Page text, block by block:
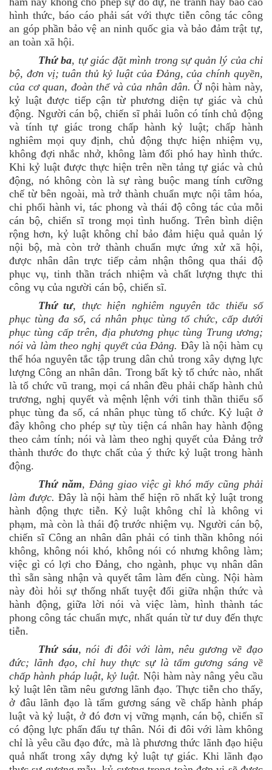
hình thức, báo cáo phải sát với thực tiễn công tác công
an góp phần bảo vệ an ninh quốc gia và bảo đảm trật tự,
an toàn xã hội.
Thứ ba, tự giác đặt mình trong sự quản lý của chi
bộ, đơn vị; tuân thủ kỷ luật của Đảng, của chính quyền,
của cơ quan, đoàn thể và của nhân dân. Ở nội hàm này,
kỷ luật được tiếp cận từ phương diện tự giác và chủ
động. Người cán bộ, chiến sĩ phải luôn có tính chủ động
và tính tự giác trong chấp hành kỷ luật; chấp hành
nghiêm mọi quy định, chủ động thực hiện nhiệm vụ,
không đợi nhắc nhở, không làm đối phó hay hình thức.
Khi kỷ luật được thực hiện trên nền tảng tự giác và chủ
động, nó không còn là sự ràng buộc mang tính cưỡng
chế từ bên ngoài, mà trở thành chuẩn mực nội tâm hóa,
chi phối hành vi, tác phong và thái độ công tác của mỗi
cán bộ, chiến sĩ trong mọi tình huống. Trên bình diện
rộng hơn, kỷ luật không chỉ bảo đảm hiệu quả quản lý
nội bộ, mà còn trở thành chuẩn mực ứng xử xã hội,
được nhân dân trực tiếp cảm nhận thông qua thái độ
phục vụ, tinh thần trách nhiệm và chất lượng thực thi
công vụ của người cán bộ, chiến sĩ.
Thứ tư, thực hiện nghiêm nguyên tắc thiểu số
phục tùng đa số, cá nhân phục tùng tổ chức, cấp dưới
phục tùng cấp trên, địa phương phục tùng Trung ương;
nói và làm theo nghị quyết của Đảng. Đây là nội hàm cụ
thể hóa nguyên tắc tập trung dân chủ trong xây dựng lực
lượng Công an nhân dân. Trong bất kỳ tổ chức nào, nhất
là tổ chức vũ trang, mọi cá nhân đều phải chấp hành chủ
trương, nghị quyết và mệnh lệnh với tinh thần thiểu số
phục tùng đa số, cá nhân phục tùng tổ chức. Kỷ luật ở
đây không cho phép sự tùy tiện cá nhân hay hành động
theo cảm tính; nói và làm theo nghị quyết của Đảng trở
thành thước đo thực chất của ý thức kỷ luật trong hành
động.
Thứ năm, Đảng giao việc gì khó mấy cũng phải
làm được. Đây là nội hàm thể hiện rõ nhất kỷ luật trong
hành động thực tiễn. Kỷ luật không chỉ là không vi
phạm, mà còn là thái độ trước nhiệm vụ. Người cán bộ,
chiến sĩ Công an nhân dân phải có tinh thần không nói
không, không nói khó, không nói có nhưng không làm;
việc gì có lợi cho Đảng, cho ngành, phục vụ nhân dân
thì sẵn sàng nhận và quyết tâm làm đến cùng. Nội hàm
này đòi hỏi sự thống nhất tuyệt đối giữa nhận thức và
hành động, giữa lời nói và việc làm, hình thành tác
phong công tác chuẩn mực, nhất quán từ tư duy đến thực
tiễn.
Thứ sáu, nói đi đôi với làm, nêu gương về đạo
đức; lãnh đạo, chỉ huy thực sự là tấm gương sáng về
chấp hành pháp luật, kỷ luật. Nội hàm này nâng yêu cầu
kỷ luật lên tầm nêu gương lãnh đạo. Thực tiễn cho thấy,
ở đâu lãnh đạo là tấm gương sáng về chấp hành pháp
luật và kỷ luật, ở đó đơn vị vững mạnh, cán bộ, chiến sĩ
có động lực phấn đấu tự thân. Nói đi đôi với làm không
chỉ là yêu cầu đạo đức, mà là phương thức lãnh đạo hiệu
quả nhất trong xây dựng kỷ luật tự giác. Khi lãnh đạo